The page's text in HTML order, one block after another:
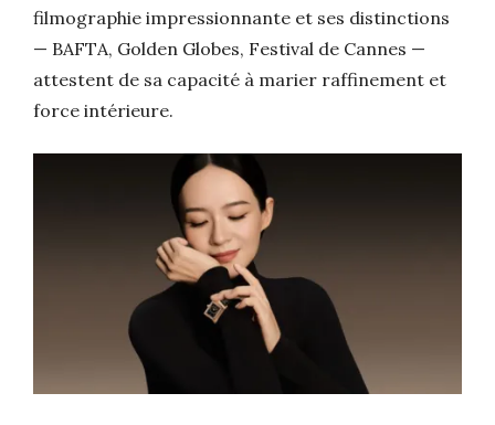
filmographie impressionnante et ses distinctions
— BAFTA, Golden Globes, Festival de Cannes —
attestent de sa capacité à marier raffinement et
force intérieure.